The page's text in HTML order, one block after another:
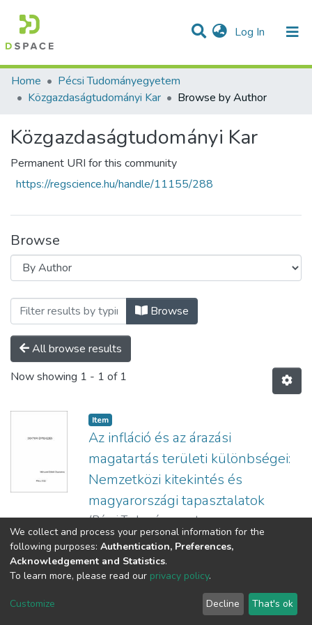
Log In (current)
Communities & Collections
All of DSpace
Home
Pécsi Tudományegyetem
Közgazdaságtudományi Kar
Browse by Author
Közgazdaságtudományi Kar
Permanent URI for this community
https://regscience.hu/handle/11155/288
Browse
Browsing Közgazdaságtudományi Kar
Browse
All browse results
Now showing 1 - 1 of 1
Item
Az infláció és az árazási
magatartás területi különbségei:
Nemzetközi kitekintés és
magyarországi tapasztalatok
(Pécsi Tudományegyetem
Közgazdaságtudományi Kar
Gazdálkodástani Doktori Iskola,
Zsibók, Zsuzsanna
Cookie
End User
Agreement
Send
Feedback
We collect and process your personal information for the
following purposes: Authentication, Preferences,
Acknowledgement and Statistics.
To learn more, please read our privacy policy.
Customize Decline That's ok